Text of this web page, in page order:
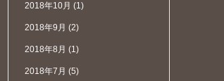
2018年10月 (1)
2018年9月 (2)
2018年8月 (1)
2018年7月 (5)